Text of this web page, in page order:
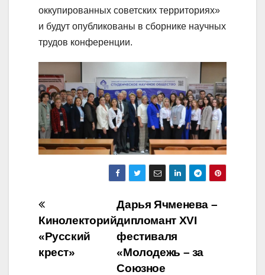
оккупированных советских территориях»
и будут опубликованы в сборнике научных
трудов конференции.
Навигация
по
записям
Дарья Ячменева –
дипломант XVI
фестиваля
«Молодежь – за
Союзное
Кинолекторий
«Русский
крест»